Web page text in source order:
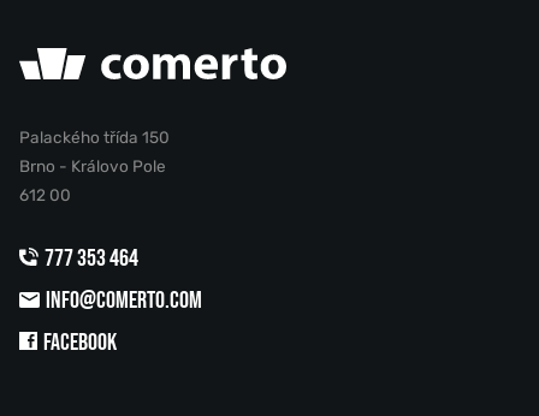
Palackého třída 150
Brno - Královo Pole
612 00
777 353 464
INFO@COMERTO.COM
FACEBOOK